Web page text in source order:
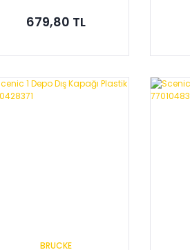
679,80 TL
Sepete Ekle
BRUCKE